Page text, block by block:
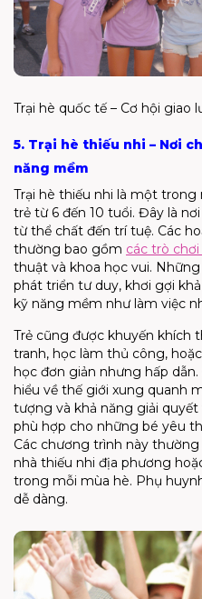
Trại hè quốc tế – Cơ hội giao
5. Trại hè thiếu nhi – Nơi
năng mềm
Trại hè thiếu nhi là một trong
trẻ từ 6 đến 10 tuổi. Đây là
từ thể chất đến trí tuệ. Các
thường bao gồm các trò
thuật và khoa học vui.
phát triển tư duy, khơi gợi
kỹ năng mềm như làm việc
Trẻ cũng được khuyến khích
tranh, học làm thủ công,
học đơn giản nhưng hấp
hiểu về thế giới xung quanh
tượng và khả năng giải quyết
phù hợp cho những bé yêu
Các chương trình này
nhà thiếu nhi địa phương
trong mỗi mùa hè. Phụ
dễ dàng.